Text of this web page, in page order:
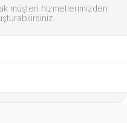
müşteri hizmetlerimizden